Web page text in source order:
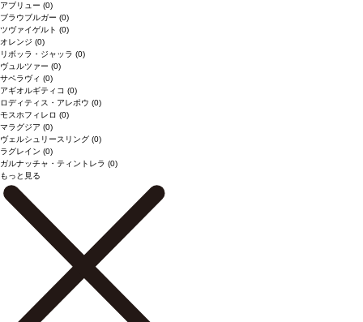
アブリュー (0)
ブラウブルガー (0)
ツヴァイゲルト (0)
オレンジ (0)
リボッラ・ジャッラ (0)
ヴュルツァー (0)
サペラヴィ (0)
アギオルギティコ (0)
ロディティス・アレポウ (0)
モスホフィレロ (0)
マラグジア (0)
ヴェルシュリースリング (0)
ラグレイン (0)
ガルナッチャ・ティントレラ (0)
もっと見る